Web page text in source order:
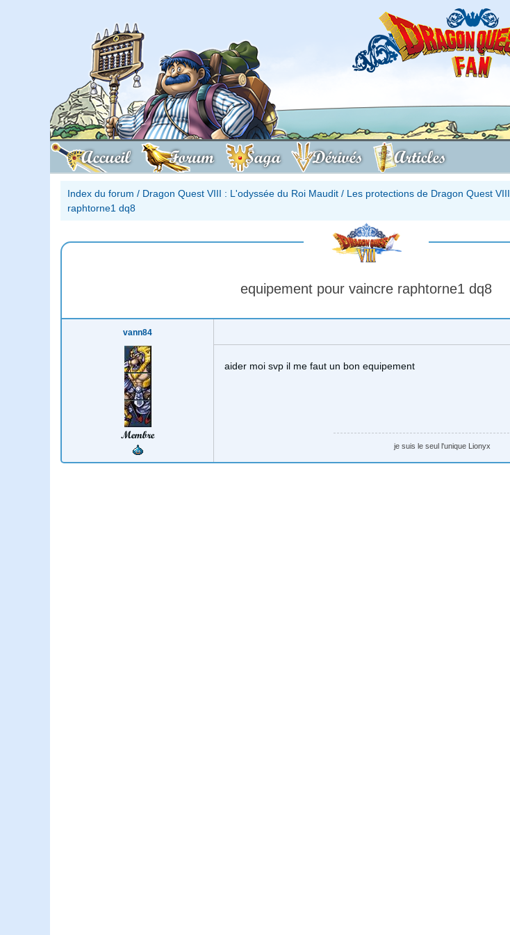
Accueil Forum Saga Dérivés Articles
Index du forum / Dragon Quest VIII : L'odyssée du Roi Maudit / Les protections de Dragon Quest VIII
raphtorne1 dq8
equipement pour vaincre raphtorne1 dq8
vann84
Membre
aider moi svp il me faut un bon equipement
je suis le seul l'unique Lionyx